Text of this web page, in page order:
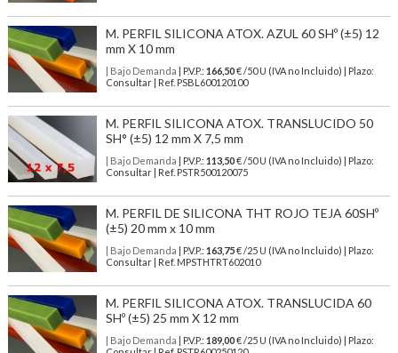
M. PERFIL SILICONA ATOX. AZUL 60 SHº (±5) 12
mm X 10 mm
| Bajo Demanda | P.V.P.: 166,50€ /50 U (IVA no Incluido) | Plazo:
Consultar | Ref. PSBL600120100
M. PERFIL SILICONA ATOX. TRANSLUCIDO 50
SH° (±5) 12 mm X 7,5 mm
| Bajo Demanda | P.V.P.: 113,50€ /50 U (IVA no Incluido) | Plazo:
Consultar | Ref. PSTR500120075
M. PERFIL DE SILICONA THT ROJO TEJA 60SHº
(±5) 20 mm x 10 mm
| Bajo Demanda | P.V.P.: 163,75€ /25 U (IVA no Incluido) | Plazo:
Consultar | Ref. MPSTHTRT602010
M. PERFIL SILICONA ATOX. TRANSLUCIDA 60
SHº (±5) 25 mm X 12 mm
| Bajo Demanda | P.V.P.: 189,00€ /25 U (IVA no Incluido) | Plazo: